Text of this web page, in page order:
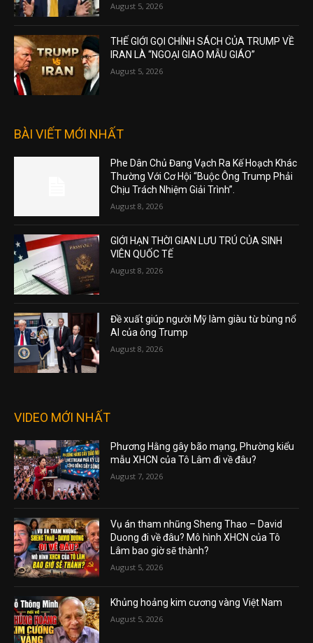
August 5, 2026
THẾ GIỚI GỌI CHÍNH SÁCH CỦA TRUMP VỀ
IRAN LÀ “NGOẠI GIAO MẪU GIÁO”
August 5, 2026
BÀI VIẾT MỚI NHẤT
Phe Dân Chủ Đang Vạch Ra Kế Hoạch Khác
Thường Với Cơ Hội “Buộc Ông Trump Phải
Chịu Trách Nhiệm Giải Trình”.
August 8, 2026
GIỚI HẠN THỜI GIAN LƯU TRÚ CỦA SINH
VIÊN QUỐC TẾ
August 8, 2026
Đề xuất giúp người Mỹ làm giàu từ bùng nổ
AI của ông Trump
August 8, 2026
VIDEO MỚI NHẤT
Phương Hằng gây bão mạng, Phường kiểu
mẫu XHCN của Tô Lâm đi về đâu?
August 7, 2026
Vụ án tham nhũng Sheng Thao – David
Duong đi về đâu? Mô hình XHCN của Tô
Lâm bao giờ sẽ thành?
August 5, 2026
Khủng hoảng kim cương vàng Việt Nam
August 5, 2026